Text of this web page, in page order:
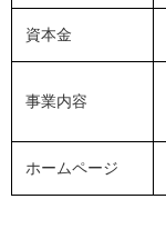
資本金
事業内容
ホームページ